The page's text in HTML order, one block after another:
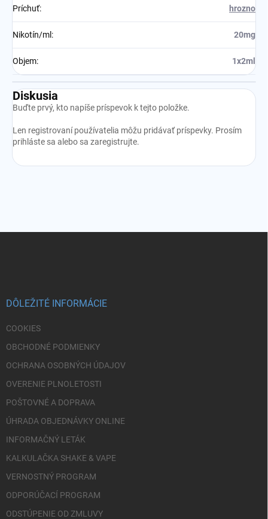
Príchuť: hrozno
Nikotín/ml : 20mg
Objem: 1x2ml
Diskusia
Buďte prvý, kto napíše príspevok k tejto položke.
Len registrovaní používatelia môžu pridávať príspevky. Prosím
prihláste sa alebo sa zaregistrujte.
DÔLEŽITÉ INFORMÁCIE
COOKIES
OBCHODNÉ PODMIENKY
OCHRANA OSOBNÝCH ÚDAJOV
OVERENIE PLNOLETOSTI
POŠTOVNÉ A DOPRAVA
ÚHRADA OBJEDNÁVKY ONLINE
INFORMAČNÝ LETÁK
KALKULAČKA SHAKE & VAPE
VERNOSTNÝ PROGRAM
ODPORÚČACÍ PROGRAM
ODSTÚPENIE OD ZMLUVY